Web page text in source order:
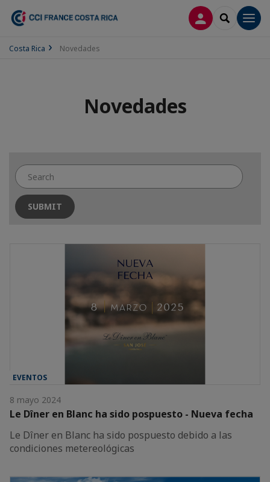
CONECTARSE
SEARCH
Costa Rica Novedades
Novedades
EVENTOS
8 mayo 2024
Le Dîner en Blanc ha sido pospuesto - Nueva fecha
Le Dîner en Blanc ha sido pospuesto debido a las
condiciones metereológicas